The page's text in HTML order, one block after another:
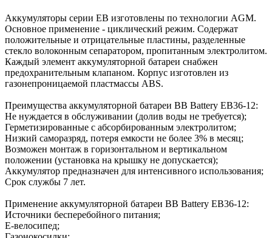
Аккумуляторы серии EB изготовлены по технологии AGM.
Основное применение - циклический режим. Содержат
положительные и отрицательные пластины, разделенные
стекло волоконным сепаратором, пропитанным электролитом.
Каждый элемент аккумуляторной батареи снабжен
предохранительным клапаном. Корпус изготовлен из
газонепроницаемой пластмассы ABS.
Преимущества аккумуляторной батареи BB Battery EB36-12:
Не нуждается в обслуживании (долив воды не требуется);
Герметизированные с абсорбированным электролитом;
Низкий саморазряд, потеря емкости не более 3% в месяц;
Возможен монтаж в горизонтальном и вертикальном
положении (установка на крышку не допускается);
Аккумулятор предназначен для интенсивного использования;
Срок службы 7 лет.
Применение аккумуляторной батареи BB Battery EB36-12:
Источники бесперебойного питания;
E-велосипед;